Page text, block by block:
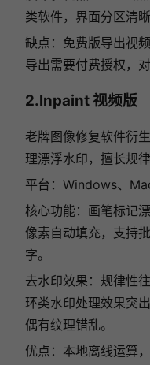
类软件，界面分区清
缺点：免费版导出视
导出需要付费授权，
2.Inpaint 视频版
老牌图像修复软件衍
理漂浮水印，擅长规
平台：Windows、
核心功能：画笔标记
像素自动填充，支持
字。
去水印效果：规律性
环类水印处理效果突
偶有纹理错乱。
优点：本地离线运算